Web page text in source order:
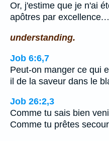
Or, j'estime que je n'ai
apôtres par
understanding.
Job 6:6,7
Peut-on manger ce qui
il de la saveur dans le
Job 26:2,3
Comme tu sais bien
Comme tu prêtes